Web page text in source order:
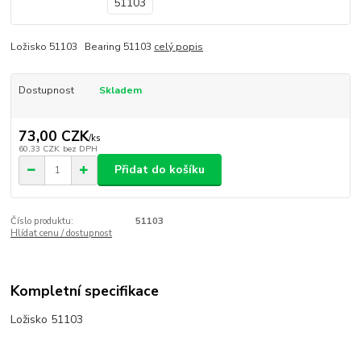
Ložisko 51103 Bearing 51103 celý popis
Dostupnost Skladem
73,00 CZK/ks
60,33 CZK bez DPH
Přidat do košíku
Číslo produktu:
51103
Hlídat cenu / dostupnost
Kompletní specifikace
Ložisko 51103